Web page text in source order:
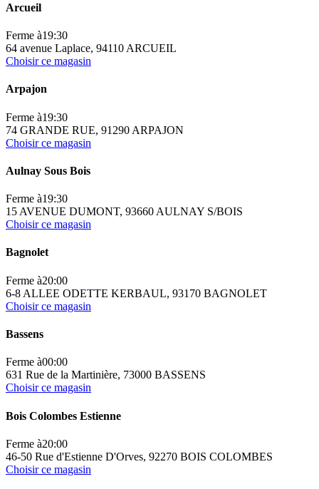
Arcueil
Ferme à19:30
64 avenue Laplace, 94110 ARCUEIL
Choisir ce magasin
Arpajon
Ferme à19:30
74 GRANDE RUE, 91290 ARPAJON
Choisir ce magasin
Aulnay Sous Bois
Ferme à19:30
15 AVENUE DUMONT, 93660 AULNAY S/BOIS
Choisir ce magasin
Bagnolet
Ferme à20:00
6-8 ALLEE ODETTE KERBAUL, 93170 BAGNOLET
Choisir ce magasin
Bassens
Ferme à00:00
631 Rue de la Martinière, 73000 BASSENS
Choisir ce magasin
Bois Colombes Estienne
Ferme à20:00
46-50 Rue d'Estienne D'Orves, 92270 BOIS COLOMBES
Choisir ce magasin